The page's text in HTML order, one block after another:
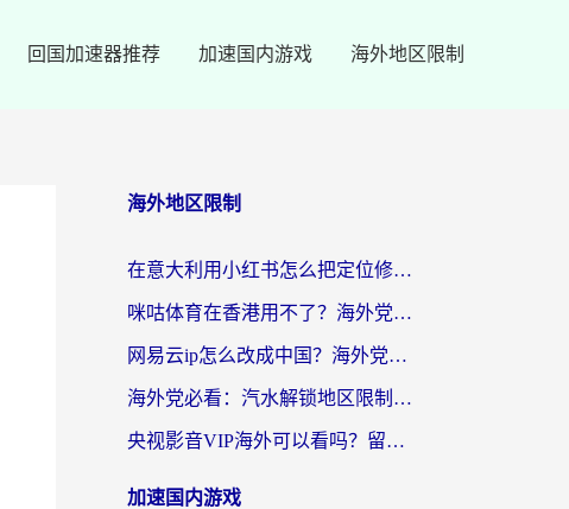
回国加速器推荐 加速国内游戏 海外地区限制
海外地区限制
在意大利用小红书怎么把定位修改到中国国内？3个实用技巧+1个靠谱工具帮你搞定
咪咕体育在香港用不了？海外党必看的回国加速器选择指南（附3个真实场景解决方案）
网易云ip怎么改成中国？海外党听音乐听书的无痛解决方案
海外党必看：汽水解锁地区限制怎么解除？3招解决国内影音&生活服务难题
央视影音VIP海外可以看吗？留学生亲测有效的回国加速器选择指南
加速国内游戏